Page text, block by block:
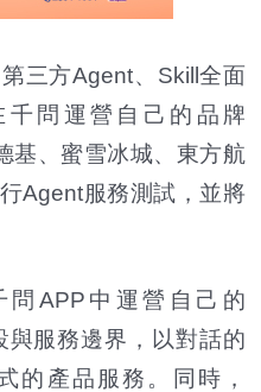
三方Agent、Skill全面
問運營自己的品牌
基、蜜雪冰城、東方航
Agent服務測試，並將
APP中運營自己的
服務邊界，以對話的
的產品服務。同時，